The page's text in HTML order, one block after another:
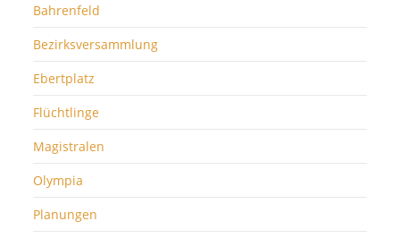
Bahrenfeld
Bezirksversammlung
Ebertplatz
Flüchtlinge
Magistralen
Olympia
Planungen